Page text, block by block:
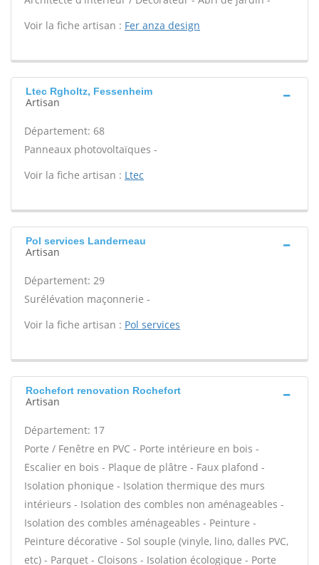
Voir la fiche artisan : Fer anza design
Ltec Rgholtz, Fessenheim
Artisan
Département: 68
Panneaux photovoltaïques -
Voir la fiche artisan : Ltec
Pol services Landerneau
Artisan
Département: 29
Surélévation maçonnerie -
Voir la fiche artisan : Pol services
Rochefort renovation Rochefort
Artisan
Département: 17
Porte / Fenêtre en PVC - Porte intérieure en bois -
Escalier en bois - Plaque de plâtre - Faux plafond -
Isolation phonique - Isolation thermique des murs
intérieurs - Isolation des combles non aménageables -
Isolation des combles aménageables - Peinture -
Peinture décorative - Sol souple (vinyle, lino, dalles PVC,
etc) - Parquet - Cloisons - Isolation écologique - Porte